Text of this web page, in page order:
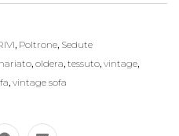
, Poltrone, Sedute
, oldera, tessuto, vintage,
, vintage sofa